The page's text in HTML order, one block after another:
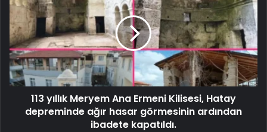
113 yıllık Meryem Ana Ermeni Kilisesi, Hatay
depreminde ağır hasar görmesinin ardından
ibadete kapatıldı.